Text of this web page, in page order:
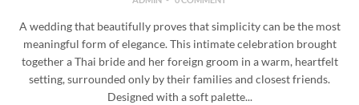
A wedding that beautifully proves that simplicity can be the most
meaningful form of elegance. This intimate celebration brought
together a Thai bride and her foreign groom in a warm, heartfelt
setting, surrounded only by their families and closest friends.
Designed with a soft palette...